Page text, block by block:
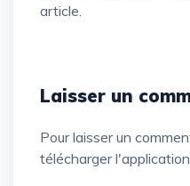
article.
Laisser un
Pour laisser un commentaire, n'hésitez pas à
télécharger